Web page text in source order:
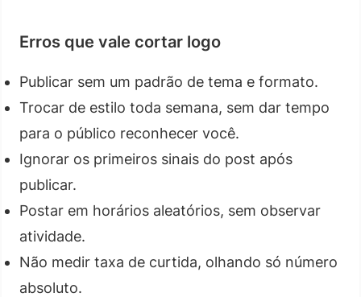
Erros que vale cortar logo
Publicar sem um padrão de tema e formato.
Trocar de estilo toda semana, sem dar tempo
para o público reconhecer você.
Ignorar os primeiros sinais do post após
publicar.
Postar em horários aleatórios, sem observar
atividade.
Não medir taxa de curtida, olhando só número
absoluto.